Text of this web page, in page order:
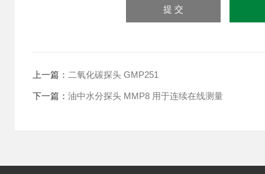
上一篇： 二氧化碳探头 GMP251
下一篇： 油中水分探头 MMP8 用于连续在线测量